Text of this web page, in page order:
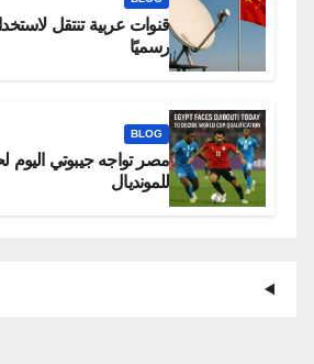
قنوات عربية تنتقل
رسميًا
BLOG
مصر تواجه جيبوتي اليوم
للمونديال